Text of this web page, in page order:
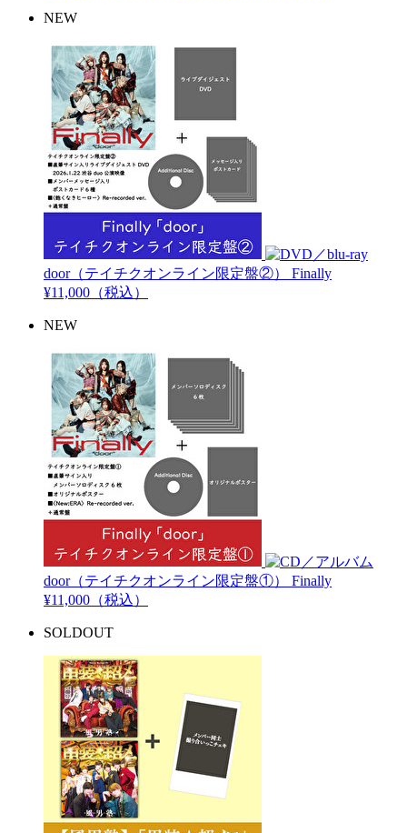
NEW
door（テイチクオンライン限定盤②） Finally
¥11,000（税込）
NEW
door（テイチクオンライン限定盤①） Finally
¥11,000（税込）
SOLDOUT